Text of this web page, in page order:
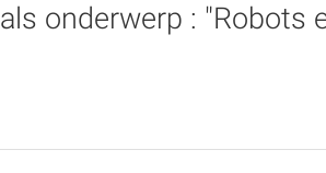
onderwerp : "Robots